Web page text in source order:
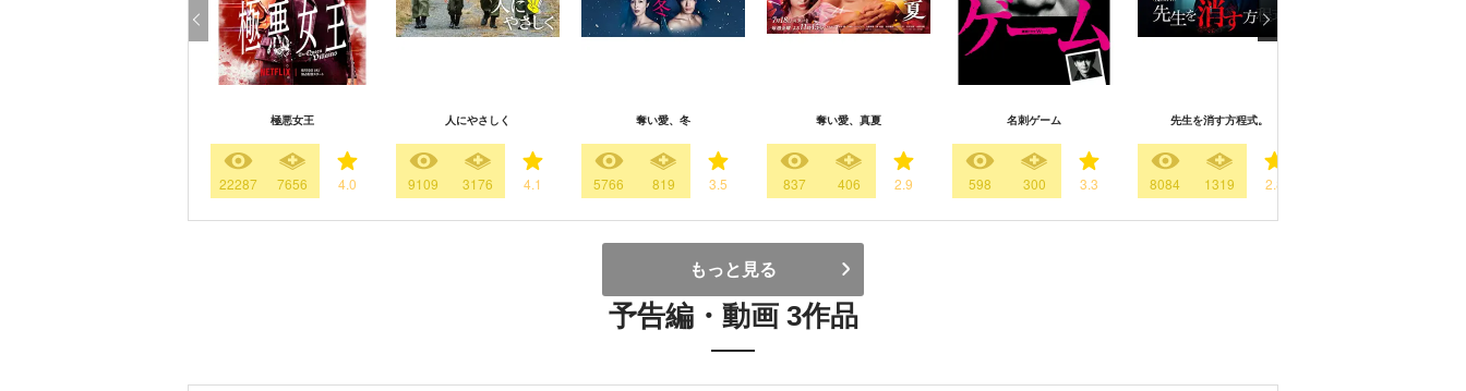
極悪女王
22287 7656 4.0
人にやさしく
9109 3176 4.1
奪い愛、冬
5766 819 3.5
奪い愛、真夏
837 406 2.9
名刺ゲーム
598 300 3.3
先生を消す方程式。
8084 1319 2.8
もっと見る
予告編・動画 3作品